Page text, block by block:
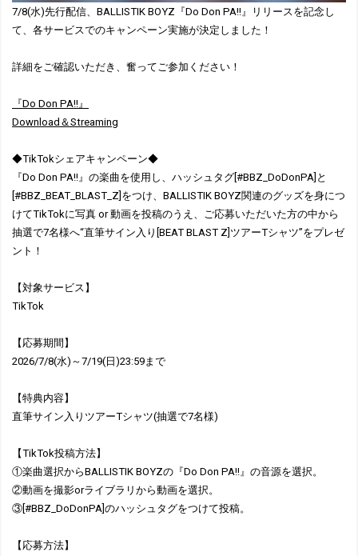
7/8(水)先行配信、BALLISTIK BOYZ『Do Don PA!!』リリースを記念し
て、各サービスでのキャンペーン実施が決定しました！
詳細をご確認いただき、奮ってご参加ください！
『Do Don PA!!』
Download＆Streaming
◆TikTokシェアキャンペーン◆
『Do Don PA!!』の楽曲を使用し、ハッシュタグ[#BBZ_DoDonPA]と
[#BBZ_BEAT_BLAST_Z]をつけ、BALLISTIK BOYZ関連のグッズを身につ
けてTikTokに写真 or 動画を投稿のうえ、ご応募いただいた方の中から
抽選で7名様へ“直筆サイン入り[BEAT BLAST Z]ツアーTシャツ”をプレゼ
ント！
【対象サービス】
TikTok
【応募期間】
2026/7/8(水)～7/19(日)23:59まで
【特典内容】
直筆サイン入りツアーTシャツ(抽選で7名様)
【TikTok投稿方法】
①楽曲選択からBALLISTIK BOYZの『Do Don PA!!』の音源を選択。
②動画を撮影orライブラリから動画を選択。
③[#BBZ_DoDonPA]のハッシュタグをつけて投稿。
【応募方法】